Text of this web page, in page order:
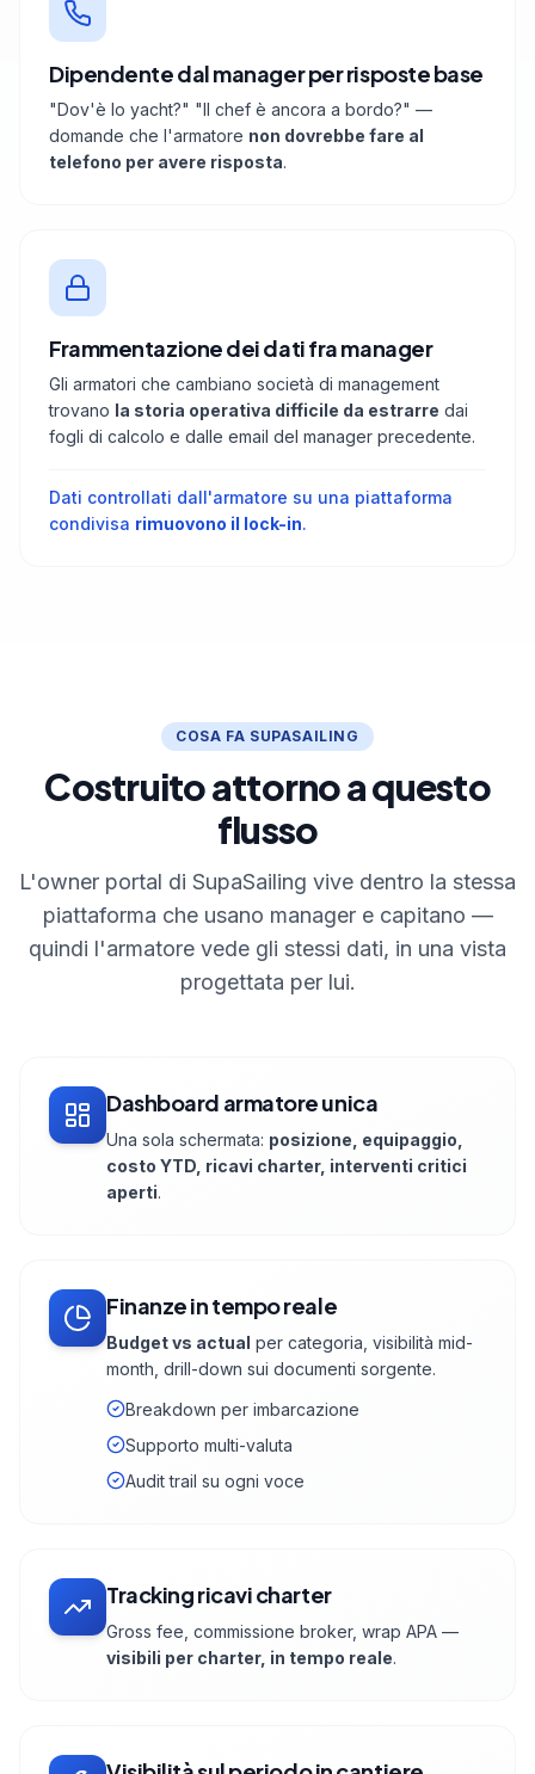
Dipendente dal manager per risposte base
"Dov'è lo yacht?" "Il chef è ancora a bordo?" —
domande che l'armatore non dovrebbe fare al
telefono per avere risposta.
Frammentazione dei dati fra manager
Gli armatori che cambiano società di management
trovano la storia operativa difficile da estrarre dai
fogli di calcolo e dalle email del manager precedente.
Dati controllati dall'armatore su una piattaforma
condivisa rimuovono il lock-in.
COSA FA SUPASAILING
Costruito attorno a questo
flusso
L'owner portal di SupaSailing vive dentro la stessa
piattaforma che usano manager e capitano —
quindi l'armatore vede gli stessi dati, in una vista
progettata per lui.
Dashboard armatore unica
Una sola schermata: posizione, equipaggio,
costo YTD, ricavi charter, interventi critici
aperti.
Finanze in tempo reale
Budget vs actual per categoria, visibilità mid-
month, drill-down sui documenti sorgente.
Breakdown per imbarcazione
Supporto multi-valuta
Audit trail su ogni voce
Tracking ricavi charter
Gross fee, commissione broker, wrap APA —
visibili per charter, in tempo reale.